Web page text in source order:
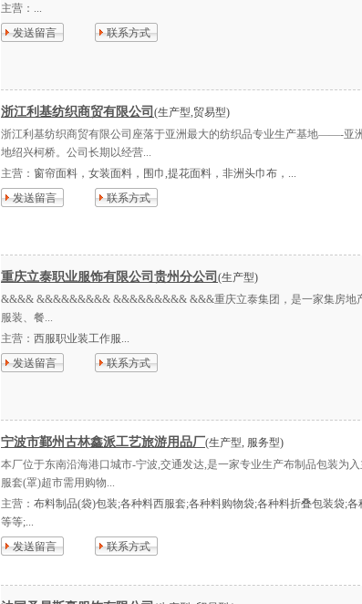
主营： ...
发送留言
联系方式
浙江利基纺织商贸有限公司 (生产型,贸易型)
浙江利基纺织商贸有限公司座落于亚洲最大的纺织品专业生产基地——-亚
地绍兴柯桥。公司长期以经营...
主营： 窗帘面料，女装面料，围巾,提花面料，非洲头巾布，...
发送留言
联系方式
重庆立泰职业服饰有限公司贵州分公司 (生产型)
&&&& &&&&&&&&& &&&&&&&&& &&&重庆立泰集团，是一家集房地产
服装、餐...
主营： 西服职业装工作服...
发送留言
联系方式
宁波市鄞州古林鑫派工艺旅游用品厂(生产型, 服务型)
本厂位于东南沿海港口城市-宁波,交通发达,是一家专业生产布制品包装为
服套(罩)超市需用购物...
主营： 布料制品(袋)包装;各种料西服套;各种料购物袋;各种料折叠包装袋;
等等;...
发送留言
联系方式